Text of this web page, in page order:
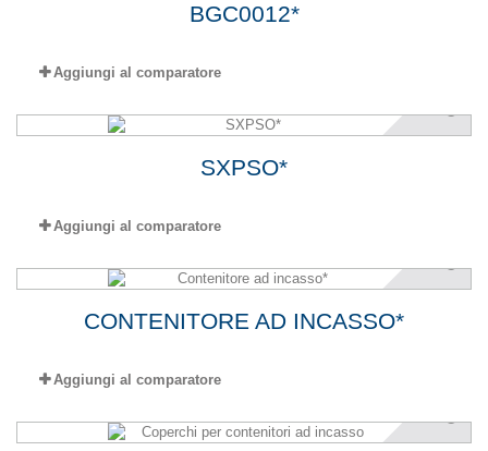
BGC0012*
Aggiungi al comparatore
SXPSO*
Aggiungi al comparatore
CONTENITORE AD INCASSO*
Aggiungi al comparatore